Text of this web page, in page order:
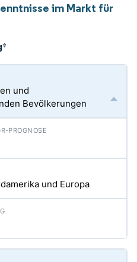
im Markt für
*
und
Bevölkerungen
und Europa